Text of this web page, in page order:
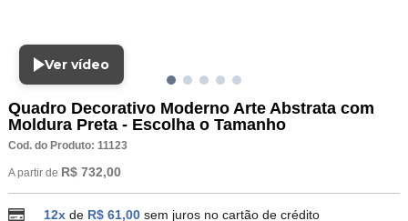
Ver vídeo
Quadro Decorativo Moderno Arte Abstrata com
Moldura Preta - Escolha o Tamanho
Cod. do Produto: 11123
A partir de R$ 732,00
12xde R$ 61,00 sem juros no cartão de crédito